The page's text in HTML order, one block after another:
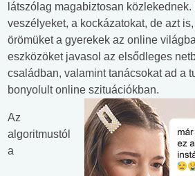
látszólag magabiztosan közlekednek.
veszélyeket, a kockázatokat, de azt
örömüket a gyerekek az online
eszközöket javasol az elsődleges
családban, valamint tanácsokat ad a
bonyolult online szituációkban.
Az
algoritmustól
a